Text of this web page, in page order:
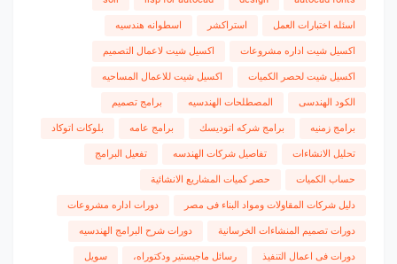
اسئله اختبارات العمل استراكشر اسطوانه هندسيه
اكسيل شيت اداره مشروعات اكسيل شيت لاعمال التصميم
اكسيل شيت لحصر الكميات اكسيل شيت للاعمال المساحيه
الكود الهندسى المصطلحات الهندسيه برامج تصميم
برامج زمنيه برامج شركه اتوديسك برامج عامه بلوكات اتوكاد
تحليل الانشاءات تفاصيل شركات الهندسه تفعيل البرامج
حساب الكميات حصر كميات المشاريع الانشائية
دليل شركات المقاولات ومواد البناء فى مصر دورات اداره مشروعات
دورات تصميم المنشاءات الخرسانية دورات شرح البرامج الهندسيه
دورات فى اعمال التنفيذ رسائل ماجيستير ودكتوراه، سويل